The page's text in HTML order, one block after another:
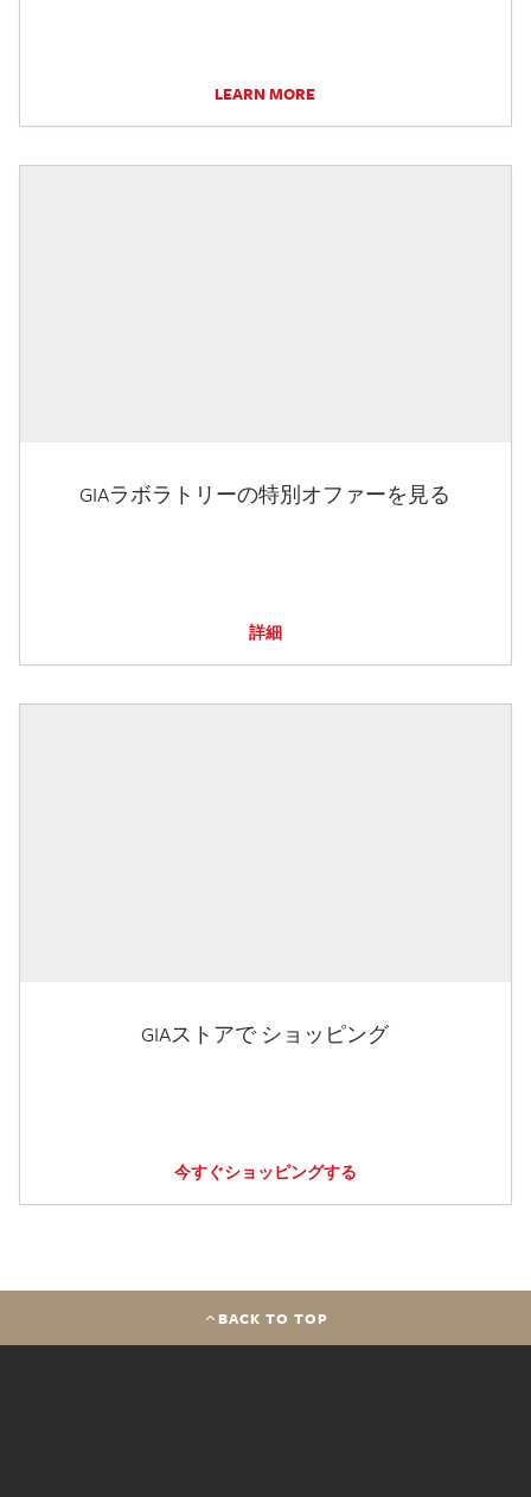
LEARN MORE
GIAラボラトリーの特別オファーを見る
詳細
GIAストアで ショッピング
今すぐショッピングする
BACK TO TOP